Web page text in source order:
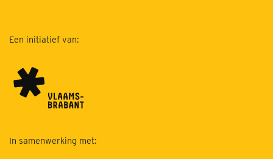
Een initiatief van:
In samenwerking met: